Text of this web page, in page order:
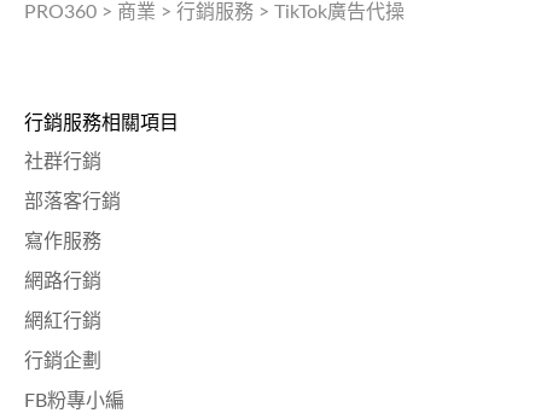
PRO360 > 商業 > 行銷服務 > TikTok廣告代操
行銷服務相關項目
社群行銷
部落客行銷
寫作服務
網路行銷
網紅行銷
行銷企劃
FB粉專小編